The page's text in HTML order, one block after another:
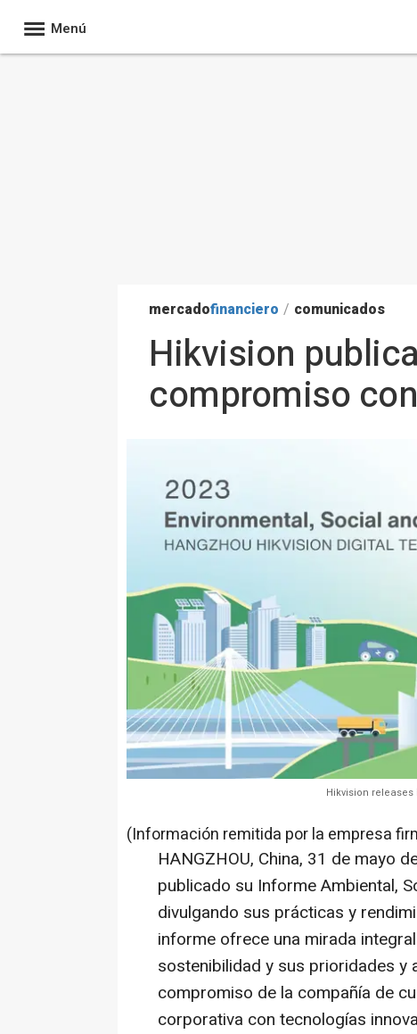
Menú
mercadofinanciero / comunicados
Hikvision
compromiso
Hikvision
(Información remitida por la empresa
HANGZHOU, China, 31 de mayo
publicado su Informe Ambiental,
divulgando sus prácticas y
informe ofrece una mirada
sostenibilidad y sus prioridades y
compromiso de la compañía de
corporativa con tecnologías